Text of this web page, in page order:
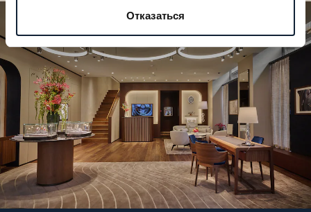
Отказаться